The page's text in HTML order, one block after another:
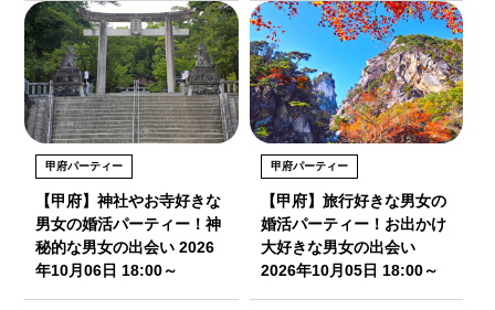
甲府パーティー
【甲府】神社やお寺好きな
男女の婚活パーティー！神
秘的な男女の出会い 2026
年10月06日 18:00～
甲府パーティー
【甲府】旅行好きな男女の
婚活パーティー！お出かけ
大好きな男女の出会い
2026年10月05日 18:00～